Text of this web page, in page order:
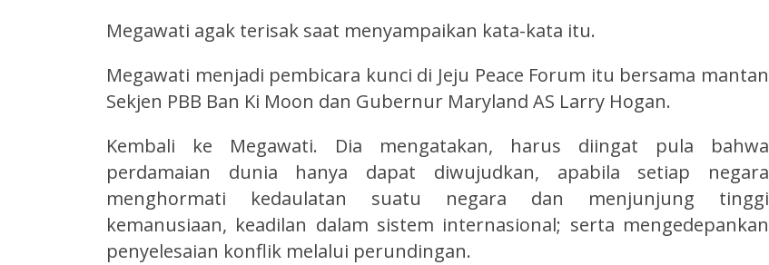
Megawati agak terisak saat menyampaikan kata-kata itu.
Megawati menjadi pembicara kunci di Jeju Peace Forum itu bersama mantan
Sekjen PBB Ban Ki Moon dan Gubernur Maryland AS Larry Hogan.
Kembali ke Megawati. Dia mengatakan, harus diingat pula bahwa
perdamaian dunia hanya dapat diwujudkan, apabila setiap negara
menghormati kedaulatan suatu negara dan menjunjung tinggi
kemanusiaan, keadilan dalam sistem internasional; serta mengedepankan
penyelesaian konflik melalui perundingan.